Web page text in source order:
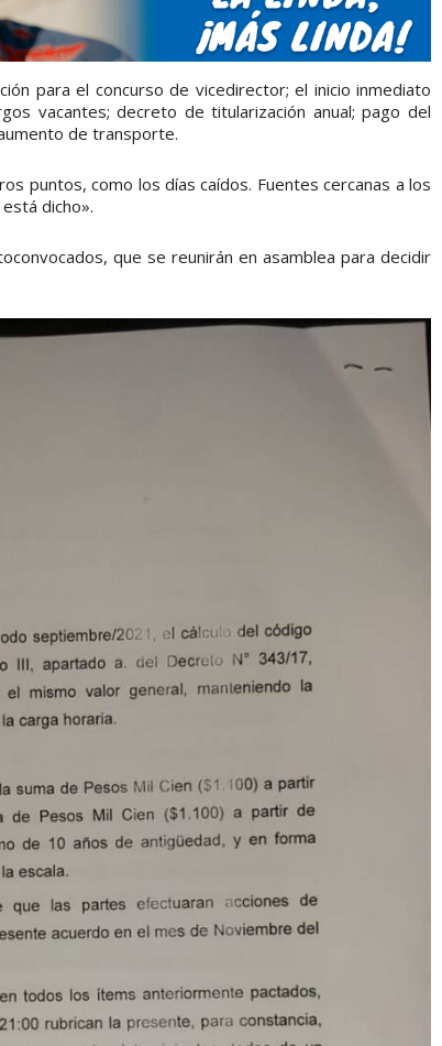
para el concurso de vicedirector; el inicio inmediato
vacantes; decreto de titularización anual; pago del
de transporte.
puntos, como los días caídos. Fuentes cercanas a los
dicho».
que se reunirán en asamblea para decidir